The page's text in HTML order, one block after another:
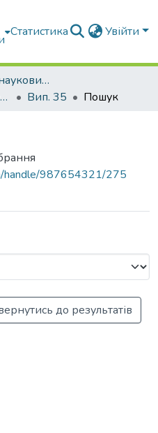
Статистика Увійти
Вибрані статті з наукових збірників КНУБА
Сучасні проблеми архітектури та містобудування
Вип. 35 Пошук
handle/987654321/275
до результатів